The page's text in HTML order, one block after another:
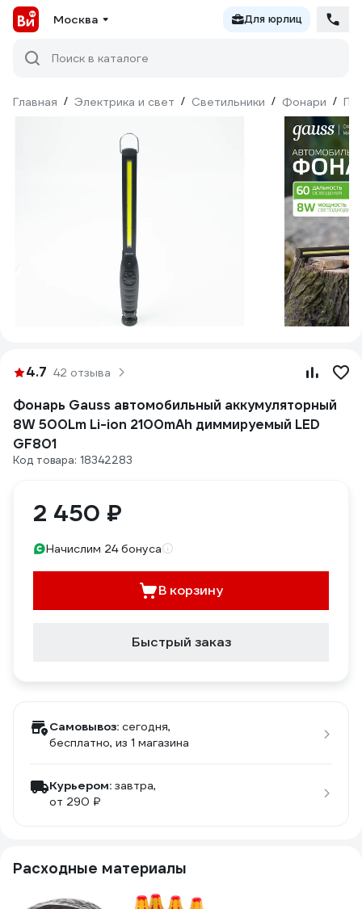
Москва Для юрлиц
Поиск в каталоге
Главная / Электрика и свет / Светильники / Фонари /
4.7 42 отзыва
Фонарь Gauss автомобильный аккумуляторный
8W 500Lm Li-ion 2100mAh диммируемый LED
GF801
Код товара: 18342283
2 450 ₽
Начислим 24 бонуса
В корзину
Быстрый заказ
Самовывоз: сегодня,
бесплатно, из 1 магазина
Курьером: завтра,
от 290 ₽
Расходные материалы